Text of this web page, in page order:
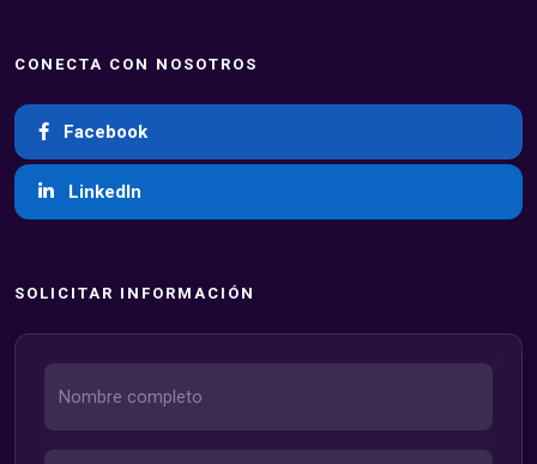
CONECTA CON NOSOTROS
Facebook
LinkedIn
SOLICITAR INFORMACIÓN